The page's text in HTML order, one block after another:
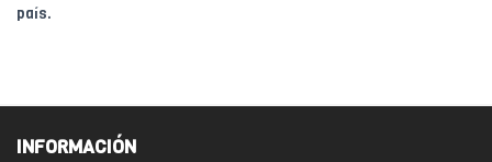
país.
INFORMACIÓN